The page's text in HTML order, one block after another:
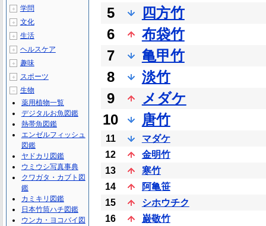
5
四方竹
6
布袋竹
7
亀甲竹
8
淡竹
9
メダケ
10
唐竹
11
マダケ
12
金明竹
13
寒竹
14
阿亀笹
15
シホウチク
16
巌敬竹
＋ 学問
＋ 文化
＋ 生活
＋ ヘルスケア
＋ 趣味
＋ スポーツ
－
生物
薬用植物一覧
デジタルお魚図鑑
熱帯魚図鑑
エンゼルフィッシュ
図鑑
ヤドカリ図鑑
ウミウシ写真事典
クワガタ・カブト図
鑑
カミキリ図鑑
日本竹筒ハチ図鑑
ウンカ・ヨコバイ図